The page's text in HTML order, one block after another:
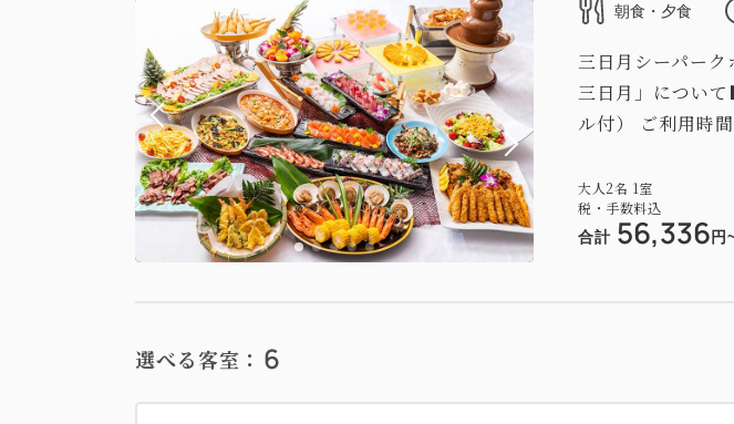
朝食・夕食
三日月シーパー
三日月」につい
ル付） ご利用時
大人2名 1室
税・手数料込
合計 56,336 円
選べる客室： 6